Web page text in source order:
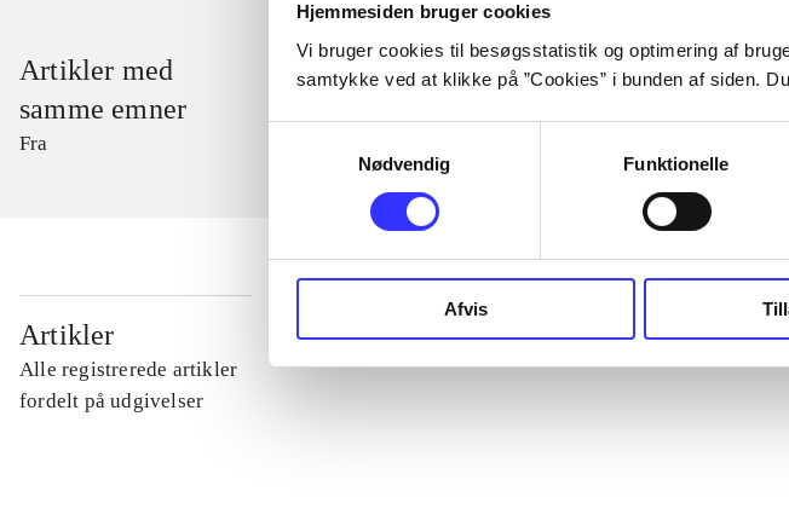
Hjemmesiden bruger cookies
Vi bruger cookies til besøgsstatistik og optimering af
samtykke ved at klikke på ”Cookies” i bunden af siden.
Nødvendig
Funktionelle
Afvis
Artikler med
samme emner
Fra
Artikler
Alle registrerede artikler
fordelt på udgivelser